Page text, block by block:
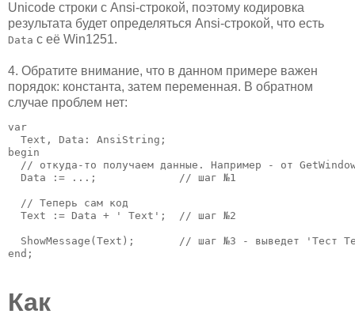
Unicode строки с Ansi-строкой, поэтому кодировка
результата будет определяться Ansi-строкой, что есть
Data с её Win1251.
4. Обратите внимание, что в данном примере важен
порядок: константа, затем переменная. В обратном
случае проблем нет:
var
  Text, Data: AnsiString;
begin
// откуда-то получаем данные. Например - от
  Data := ...;             // шаг №1
  // Теперь сам код
  Text := Data + ' Text';  // шаг №2
ShowMessage(Text);       // шаг №3 - выведет 'Тест
end;
Как